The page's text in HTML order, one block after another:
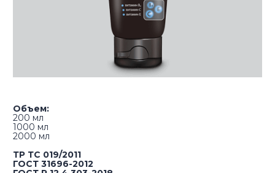
Предназначен для очистки рук и лица, не содержит
Может использоваться без воды для очистки кожи (в
том числе чувствительной) от различных типов
загрязнений (масло, жир, металлическая пыль, сажа,
легкие загрязнения от лаков и красок).
Срок годности: 30 месяцев